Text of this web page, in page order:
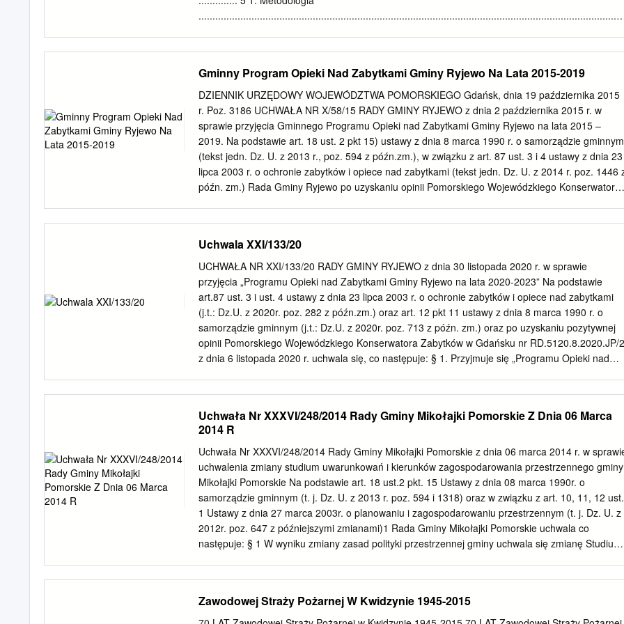
Demografia
................................................................................................................................................. 12
2.3 Gospodarka i infrastruktura techniczna
...................................................................................... 17 2.4 Rynek pracy i bezrobocie
.................................................................................................................... 33 2.5 Mieszkalnictwo
........................................................................................................................................ 35 2.6
Ochrona środowiska przyrodniczego ..........................................................................................
Gminny Program Opieki Nad Zabytkami Gminy Ryjewo Na Lata 2015-2019
DZIENNIK URZĘDOWY WOJEWÓDZTWA POMORSKIEGO Gdańsk, dnia 19 października 2015
r. Poz. 3186 UCHWAŁA NR X/58/15 RADY GMINY RYJEWO z dnia 2 października 2015 r. w
sprawie przyjęcia Gminnego Programu Opieki nad Zabytkami Gminy Ryjewo na lata 2015 –
2019. Na podstawie art. 18 ust. 2 pkt 15) ustawy z dnia 8 marca 1990 r. o samorządzie gminnym
(tekst jedn. Dz. U. z 2013 r., poz. 594 z późn.zm.), w związku z art. 87 ust. 3 i 4 ustawy z dnia 23
lipca 2003 r. o ochronie zabytków i opiece nad zabytkami (tekst jedn. Dz. U. z 2014 r. poz. 1446
późn. zm.) Rada Gminy Ryjewo po uzyskaniu opinii Pomorskiego Wojewódzkiego Konserwatora
Województwa Pomorskiego. § 4. Uchwała wchodzi w życie po upływie 14 dni od dnia jej
ogłoszenia w Dzienniku Urzędowym Województwa Pomorskiego. Przewodniczący Rady Gminy
Kazimierz Zima
__________________________________Dziennik Urzędowy Województwa Pomorskiego – 2 –
Poz. 3186 Załącznik do Uchwały Nr X/58/15 z dnia 2 października 2015 r. w sprawie przyjęcia
Gminnego Programu Opieki nad Zabytkami Gminy Ryjewo na lata 2015-2019. GMINNY
PROGRAM OPIEKI NAD ZABYTKAMI GMINY RYJEWO NA LATA 2015-2019 Czerwiec 2015 R.
Uchwala XXI/133/20
UCHWAŁA NR XXI/133/20 RADY GMINY RYJEWO z dnia 30 listopada 2020 r. w sprawie
przyjęcia „Programu Opieki nad Zabytkami Gminy Ryjewo na lata 2020-2023” Na podstawie
art.87 ust. 3 i ust. 4 ustawy z dnia 23 lipca 2003 r. o ochronie zabytków i opiece nad zabytkami
(j.t.: Dz.U. z 2020r. poz. 282 z późn.zm.) oraz art. 12 pkt 11 ustawy z dnia 8 marca 1990 r. o
samorządzie gminnym (j.t.: Dz.U. z 2020r. poz. 713 z późn. zm.) oraz po uzyskaniu pozytywnej
opinii Pomorskiego Wojewódzkiego Konserwatora Zabytków w Gdańsku nr RD.5120.8.2020.JP/
z dnia 6 listopada 2020 r. uchwala się, co następuje: § 1. Przyjmuje się „Programu Opieki nad
w życie z dniem podjęcia. Przewodniczący Rady Gminy Kazimierz Zima
–––––– Id: 823E37F6-7B54-42F1-B34B-2928BEFD2F3D. podpisany Załącznik Nr 1 do Uchwały
Nr XXI/133/20 Rady Gminy Ryjewo z dnia 30 listopada 2020 r. PROGRAM OPIEKI NAD
ZABYTKAMI GMINY RYJEWO na lata 2020-2023 opracowanie: Iwona Gołembiowska Ryjewo,
listopad 2020 r.
–––––– Id: 823E37F6-7B54-42F1-B34B-2928BEFD2F3D. podpisany Spis treści 1. Wstęp
..................................................................................................................................................
Uchwała Nr XXXVI/248/2014 Rady Gminy Mikołajki Pomorskie Z Dnia 06 Marca
2014 R
Uchwała Nr XXXVI/248/2014 Rady Gminy Mikołajki Pomorskie z dnia 06 marca 2014 r. w
uchwalenia zmiany studium uwarunkowań i kierunków zagospodarowania przestrzennego gminy
Mikołajki Pomorskie Na podstawie art. 18 ust.2 pkt. 15 Ustawy z dnia 08 marca 1990r. o
samorządzie gminnym (t. j. Dz. U. z 2013 r. poz. 594 i 1318) oraz w związku z art. 10, 11, 12 ust.
1 Ustawy z dnia 27 marca 2003r. o planowaniu i zagospodarowaniu przestrzennym (t. j. Dz. U. z
2012r. poz. 647 z późniejszymi zmianami)1 Rada Gminy Mikołajki Pomorskie uchwala co
następuje: § 1 W wyniku zmiany zasad polityki przestrzennej gminy uchwala się zmianę Studium
niniejszej Uchwały „Uwarunkowania synteza” oraz w postaci graficznej – załącznik nr 1b do
niniejszej Uchwały „Uwarunkowania zagospodarowania przestrzennego” 1:10000; 2) Kierunki
Zawodowej Straży Pożarnej W Kwidzynie 1945-2015